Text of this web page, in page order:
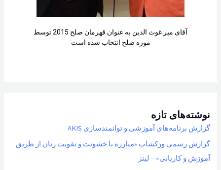
آقای میر غوث الدین به عنوان قهرمان صلح 2015 توسط
موزه صلح انتخاب شده است
نوشته‌های تازه
گزارش برنامه‌های آموزشی و توانمندسازی AKIS
گزارش رسمی ورکشاپ «مبارزه با خشونت و تقویت زنان از طریق
آموزش و کاریابی» – لینز